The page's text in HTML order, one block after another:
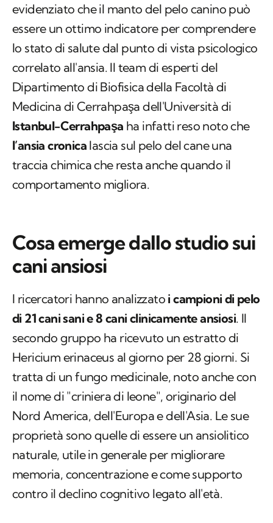
evidenziato che il manto del pelo canino può
essere un ottimo indicatore per comprendere
lo stato di salute dal punto di vista psicologico
correlato all'ansia. Il team di esperti del
Dipartimento di Biofisica della Facoltà di
Medicina di Cerrahpaşa dell'Università di
Istanbul-Cerrahpaşa ha infatti reso noto che
l’ansia cronica lascia sul pelo del cane una
traccia chimica che resta anche quando il
comportamento migliora.
Cosa emerge dallo studio sui
cani ansiosi
I ricercatori hanno analizzato i campioni di pelo
di 21 cani sani e 8 cani clinicamente ansiosi. Il
secondo gruppo ha ricevuto un estratto di
Hericium erinaceus al giorno per 28 giorni. Si
tratta di un fungo medicinale, noto anche con
il nome di "criniera di leone", originario del
Nord America, dell'Europa e dell'Asia. Le sue
proprietà sono quelle di essere un ansiolitico
naturale, utile in generale per migliorare
memoria, concentrazione e come supporto
contro il declino cognitivo legato all'età.